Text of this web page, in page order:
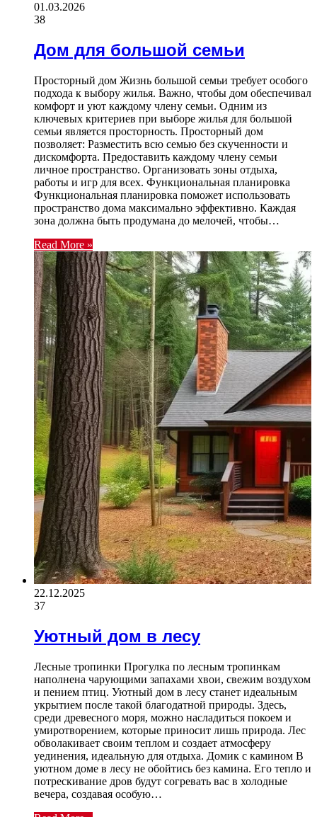
01.03.2026
38
Дом для большой семьи
Просторный дом Жизнь большой семьи требует особого
подхода к выбору жилья. Важно, чтобы дом обеспечивал
комфорт и уют каждому члену семьи. Одним из
ключевых критериев при выборе жилья для большой
семьи является просторность. Просторный дом
позволяет: Разместить всю семью без скученности и
дискомфорта. Предоставить каждому члену семьи
личное пространство. Организовать зоны отдыха,
работы и игр для всех. Функциональная планировка
Функциональная планировка поможет использовать
пространство дома максимально эффективно. Каждая
зона должна быть продумана до мелочей, чтобы…
Read More »
22.12.2025
37
Уютный дом в лесу
Лесные тропинки Прогулка по лесным тропинкам
наполнена чарующими запахами хвои, свежим воздухом
и пением птиц. Уютный дом в лесу станет идеальным
укрытием после такой благодатной природы. Здесь,
среди древесного моря, можно насладиться покоем и
умиротворением, которые приносит лишь природа. Лес
обволакивает своим теплом и создает атмосферу
уединения, идеальную для отдыха. Домик с камином В
уютном доме в лесу не обойтись без камина. Его тепло и
потрескивание дров будут согревать вас в холодные
вечера, создавая особую…